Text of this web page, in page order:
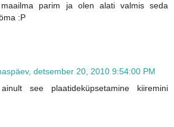
parim ja olen alati valmis seda
:P
detsember 20, 2010 9:54:00 PM
see plaatideküpsetamine kiiremini